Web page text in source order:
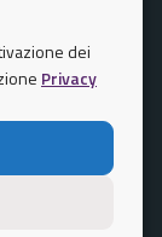
dei
Privacy